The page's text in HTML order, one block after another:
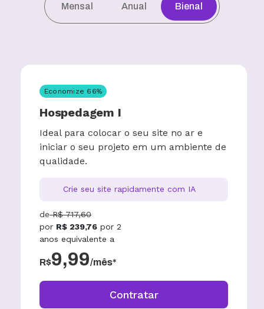
Mensal Anual Bienal
Economize 66%
Hospedagem I
Ideal para colocar o seu site no ar e
iniciar o seu projeto em um ambiente de
qualidade.
Crie seu site rapidamente com IA
de R$ 717,60
por R$ 239,76 por 2
anos equivalente a
R$9,99/mês*
Contratar